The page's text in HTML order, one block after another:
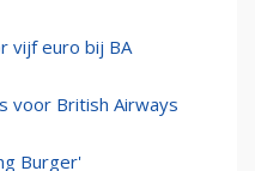
vijf euro bij BA
voor British Airways
Burger'